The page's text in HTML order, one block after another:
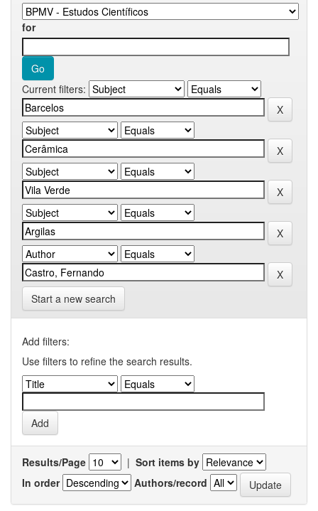
for
Current filters:
Start a new search
Add filters:
Use filters to refine the search results.
Results/Page | Sort items by
In order
Authors/record